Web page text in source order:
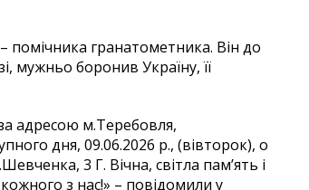
помічника гранатометника. Він до
мужньо боронив Україну, її
адресою м.Теребовля,
дня, 09.06.2026 р., (вівторок), о
3 Г. Вічна, світла пам’ять і
з нас!» – повідомили у